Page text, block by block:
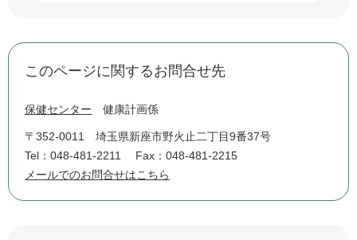
このページに関するお問合せ先
保健センター 健康計画係
〒352-0011
埼玉県新座市野火止二丁目9番37号
Tel：048-481-2211
Fax：048-481-2215
メールでのお問合せはこちら